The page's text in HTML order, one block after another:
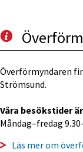
Överförmyndaren
Strömsund.
Våra besökstider är
Måndag–fredag
Läs mer om